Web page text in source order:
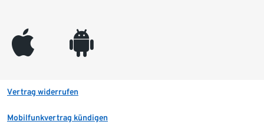
appleinc android
Vertrag widerrufen
Mobilfunkvertrag kündigen